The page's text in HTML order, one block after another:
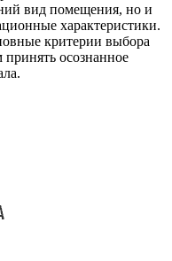
вид помещения, но и
характеристики.
критерии выбора
осознанное